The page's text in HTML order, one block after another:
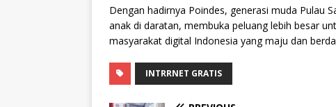
Dengan hadirnya Poindes, generasi muda Pulau
anak di daratan, membuka peluang lebih besar
masyarakat digital Indonesia yang maju dan
INTRRNET GRATIS